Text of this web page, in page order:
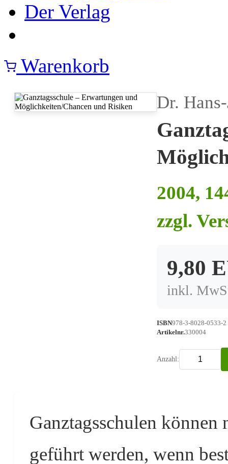
Der Verlag
Warenkorb
Dr.
2004,
zzgl.
9,80
inkl.
ISBN978-3-8028-0533-2
Artikelnr.330004
Anzahl:
Ganztagsschulen
geführt werden, wenn